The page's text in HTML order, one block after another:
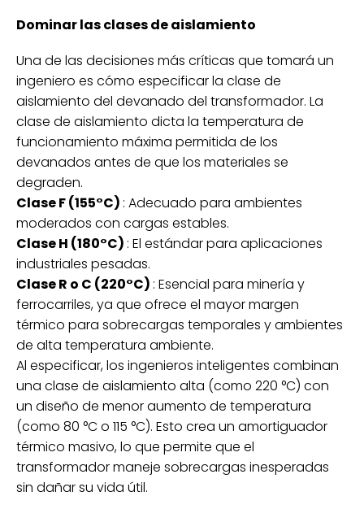
Dominar las clases de aislamiento
Una de las decisiones más críticas que tomará un
ingeniero es cómo especificar la clase de
aislamiento del devanado del transformador. La
clase de aislamiento dicta la temperatura de
funcionamiento máxima permitida de los
devanados antes de que los materiales se
degraden.
Clase F (155°C) : Adecuado para ambientes
moderados con cargas estables.
Clase H (180°C) : El estándar para aplicaciones
industriales pesadas.
Clase R o C (220°C) : Esencial para minería y
ferrocarriles, ya que ofrece el mayor margen
térmico para sobrecargas temporales y ambientes
de alta temperatura ambiente.
Al especificar, los ingenieros inteligentes combinan
una clase de aislamiento alta (como 220 °C) con
un diseño de menor aumento de temperatura
(como 80 °C o 115 °C). Esto crea un amortiguador
térmico masivo, lo que permite que el
transformador maneje sobrecargas inesperadas
sin dañar su vida útil.